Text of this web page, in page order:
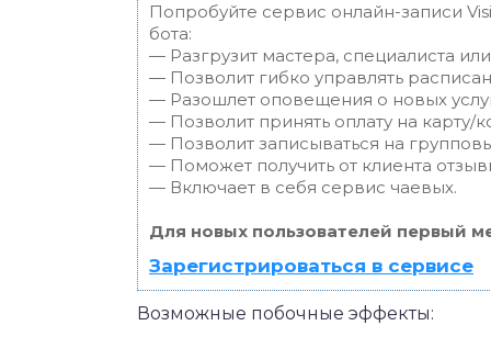
Попробуйте сервис онлайн-записи
бота:
— Разгрузит мастера, специалиста
— Позволит гибко управлять
— Разошлет оповещения о новых
— Позволит принять оплату на карту/
— Позволит записываться на
— Поможет получить от клиента
— Включает в себя сервис чаевых.
Для новых пользователей первый
Зарегистрироваться в сервисе
Возможные побочные эффекты: